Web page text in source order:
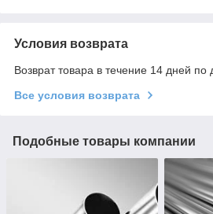
Условия возврата
Возврат товара в течение 14 дней по
Все условия возврата
Подобные товары компании